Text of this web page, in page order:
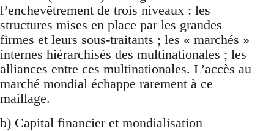
l’enchevêtrement de trois niveaux : les
structures mises en place par les grandes
firmes et leurs sous-traitants ; les « marchés »
internes hiérarchisés des multinationales ; les
alliances entre ces multinationales. L’accès au
marché mondial échappe rarement à ce
maillage.
b) Capital financier et mondialisation